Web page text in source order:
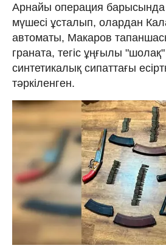
Арнайы операция барысында
мүшесі ұсталып, олардан
автоматы, Макаров
граната, тегіс ұңғылы
синтетикалық сипаттағы
тәркіленген.